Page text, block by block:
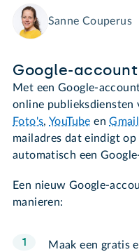
Sanne Couperus
Google-account
Met een Google-
online publieksdiensten
Foto's,YouTube enGmail
mailadres dat eindigt op
automatisch een
Een nieuw Google-
manieren:
Maak een gratis